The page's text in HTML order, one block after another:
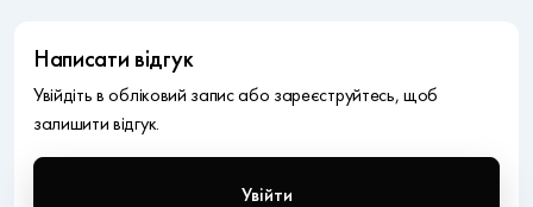
Написати відгук
Увійдіть в обліковий запис або зареєструйтесь, щоб
залишити відгук.
Увійти